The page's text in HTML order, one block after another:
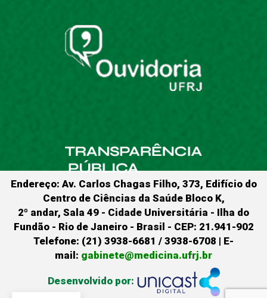
Endereço: Av. Carlos Chagas Filho, 373, Edifício do
Centro de Ciências da Saúde Bloco K,
2º andar, Sala 49 - Cidade Universitária - Ilha do
Fundão - Rio de Janeiro - Brasil - CEP: 21.941-902
Telefone: (21) 3938-6681 / 3938-6708 | E-
mail: gabinete@medicina.ufrj.br
Desenvolvido por: